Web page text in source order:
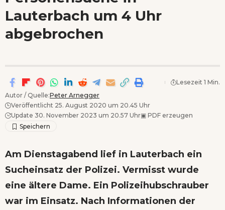
Lauterbach um 4 Uhr
abgebrochen
Autor / Quelle:Peter Arnegger
Veröffentlicht 25. August 2020 um 20.45 Uhr
Update 30. November 2023 um 20.57 Uhr▣ PDF erzeugen
Lesezeit 1 Min.
Am Dienstagabend lief in Lauterbach ein
Sucheinsatz der Polizei. Vermisst wurde
eine ältere Dame. Ein Polizeihubschrauber
war im Einsatz. Nach Informationen der